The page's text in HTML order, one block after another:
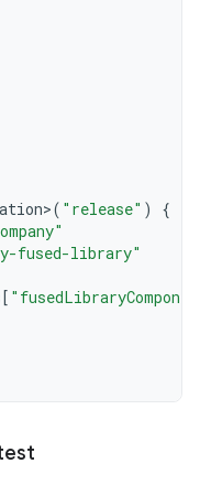
( "release" )
{
fused-library"
[